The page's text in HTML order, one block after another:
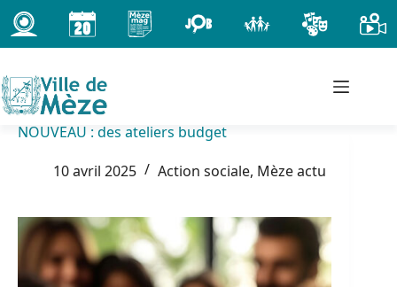
Passer
au
contenu
NOUVEAU : des ateliers budget
10 avril 2025
Action sociale, Mèze actu